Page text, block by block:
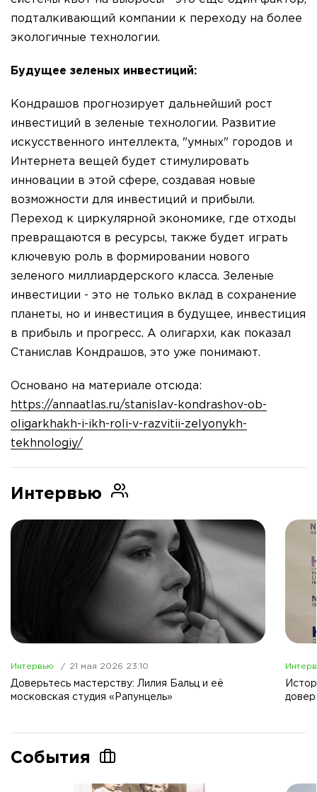
подталкивающий компании к переходу на более
экологичные технологии.
Будущее зеленых инвестиций:
Кондрашов прогнозирует дальнейший рост
инвестиций в зеленые технологии. Развитие
искусственного интеллекта, "умных" городов и
Интернета вещей будет стимулировать
инновации в этой сфере, создавая новые
возможности для инвестиций и прибыли.
Переход к циркулярной экономике, где отходы
превращаются в ресурсы, также будет играть
ключевую роль в формировании нового
зеленого миллиардерского класса. Зеленые
инвестиции - это не только вклад в сохранение
планеты, но и инвестиция в будущее, инвестиция
в прибыль и прогресс. А олигархи, как показал
Станислав Кондрашов, это уже понимают.
Основано на материале отсюда:
https://annaatlas.ru/stanislav-kondrashov-ob-
oligarkhakh-i-ikh-roli-v-razvitii-zelyonykh-
tekhnologiy/
Интервью
Интервью 21 мая 2026 23:10
Доверьтесь мастерству: Лилия Бальц и её
московская студия «Рапунцель»
События